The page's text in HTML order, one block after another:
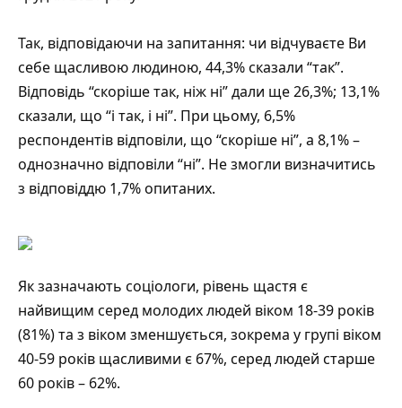
Так, відповідаючи на запитання: чи відчуваєте Ви
себе щасливою людиною, 44,3% сказали “так”.
Відповідь “скоріше так, ніж ні” дали ще 26,3%; 13,1%
сказали, що “і так, і ні”. При цьому, 6,5%
респондентів відповіли, що “скоріше ні”, а 8,1% –
однозначно відповіли “ні”. Не змогли визначитись
з відповіддю 1,7% опитаних.
Як зазначають соціологи, рівень щастя є
найвищим серед молодих людей віком 18-39 років
(81%) та з віком зменшується, зокрема у групі віком
40-59 років щасливими є 67%, серед людей старше
60 років – 62%.